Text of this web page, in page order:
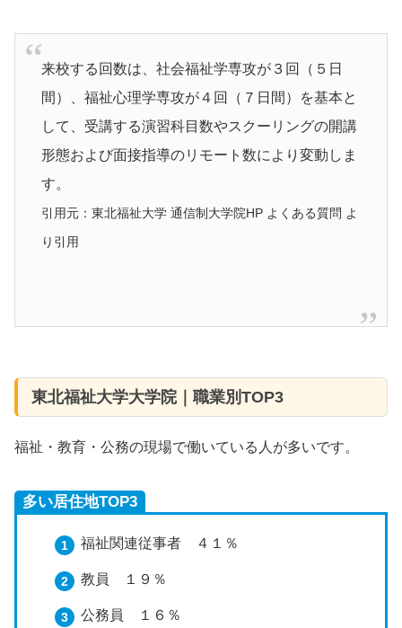
来校する回数は、社会福祉学専攻が３回（５日
間）、福祉心理学専攻が４回（７日間）を基本と
して、受講する演習科目数やスクーリングの開講
形態および面接指導のリモート数により変動しま
す。
引用元：東北福祉大学 通信制大学院HP よくある質問 よ
り引用
東北福祉大学大学院｜職業別TOP3
福祉・教育・公務の現場で働いている人が多いです。
多い居住地TOP3
福祉関連従事者 ４１％
教員 １９％
公務員 １６％